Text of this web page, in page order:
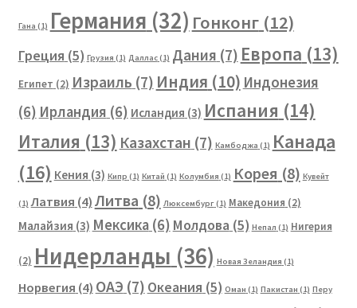
Гана (1) Германия (32) Гонконг(12)
Греция (5) Грузия (1) Даллас(1) Дания (7) Европа (13)
Египет (2) Израиль (7) Индия (10) Индонезия
(6) Ирландия (6) Исландия (3) Испания (14)
Италия (13) Казахстан (7) Камбоджа (1) Канада
(16) Кения (3) Кипр (1) Китай (1) Колумбия (1) Корея (8) Кувейт
(1) Латвия (4)Литва (8) Люксембург(1) Македония (2)
Малайзия (3) Мексика(6) Молдова (5) Непал (1) Нигерия
(2) Нидерланды (36) Новая Зеландия (1)
Норвегия (4) ОАЭ (7) Океания (5) Оман (1) Пакистан (1) Перу